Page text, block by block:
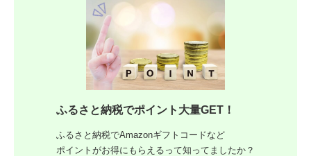
ふるさと納税でポイント大量GET！
ふるさと納税でAmazonギフトコードなど
ポイントがお得にもらえるって知ってましたか？